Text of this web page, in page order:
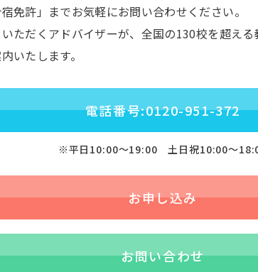
免許」までお気軽にお問い合わせください。
ただくアドバイザーが、全国の130校を超え
いたします。
電話番号:0120-951-372
※平日10:00〜19:00 土日祝10:00〜
お申し込み
お問い合わせ